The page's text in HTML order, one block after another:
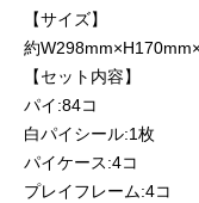
【サイズ】
約
【セット内容】
パイ:84コ
白パイシール:1枚
パイケース:4コ
プレイフレーム:4コ